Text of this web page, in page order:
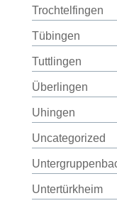
Trochtelfingen
Tübingen
Tuttlingen
Überlingen
Uhingen
Uncategorized
Untertürkheim